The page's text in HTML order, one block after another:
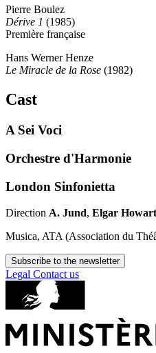
Pierre Boulez
Dérive 1 (1985)
Première française
Hans Werner Henze
Le Miracle de la Rose (1982)
Cast
A Sei Voci
Orchestre d'Harmonie
London Sinfonietta
Direction A. Jund, Elgar
Musica, ATA (Association du
Subscribe to the newsletter
Legal Contact us